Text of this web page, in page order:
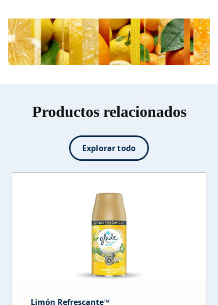
Productos relacionados
Explorar todo
Limón Refrescante™